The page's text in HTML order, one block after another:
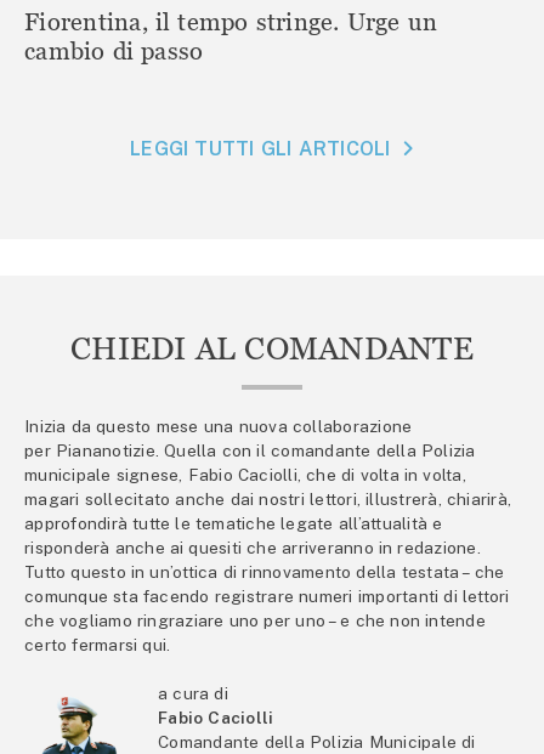
Fiorentina, il tempo stringe. Urge un
cambio di passo
LEGGI TUTTI GLI ARTICOLI
CHIEDI AL COMANDANTE
Inizia da questo mese una nuova collaborazione
per Piananotizie. Quella con il comandante della Polizia
municipale signese, Fabio Caciolli, che di volta in volta,
magari sollecitato anche dai nostri lettori, illustrerà, chiarirà,
approfondirà tutte le tematiche legate all’attualità e
risponderà anche ai quesiti che arriveranno in redazione.
Tutto questo in un’ottica di rinnovamento della testata – che
comunque sta facendo registrare numeri importanti di lettori
che vogliamo ringraziare uno per uno – e che non intende
certo fermarsi qui.
a cura di
Fabio Caciolli
Comandante della Polizia Municipale di